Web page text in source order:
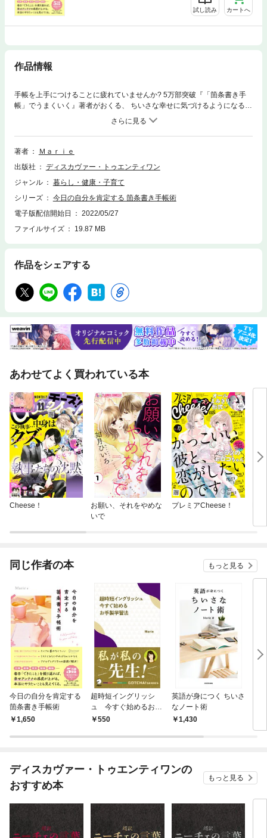
試し読み カートへ
作品情報
手帳を上手につけることに疲れていませんか? 5万部突破『「箇条書き手
帳」でうまくいく』著者がおくる、 ちいさな幸せに気づけるようになる
「手帳の使い方」のヒント こんなことはありませんか？ □やることがいっ
ぱいありすぎて、頭の中がとっちらかる □自分がやりたいことは、いつも
二の次になってしまう □大事なことをメモしたはずなのに、すぐに行方不
明に…… □いろんな手帳を試してみたけど、私に合うものがない □手帳に
シンプルな箇条書きリストを軸としたノート術、バレットジャーナル。 T
O DOリストの管理には抜群の効果を発揮しながらも、一方では予定やス
バレットジャーナルにデジタルツールを併用した、「デジタルとアナログ
のいいところどりの手帳術」をご提案します。 今すぐ取り入れられるアイ
デアが満載のこの一冊、ご自分にぴったりの手帳の使い方、暮らしのマネ
ジメント法がきっと見つかります。 思うようにいかないことが多くても、
ことも見つかる、究極の手帳メソッドを紹介します。 □目次 ステップ
いかない原因が見えてくる ステップ３ スケジュール管理はデジタルで
ステップ４ 今日の予定と記録を書き出す「デイリーログ」 ステップ５
生ダイジェスト版 ステップ８ まよったときには――うまくいかないとき
の思考のヒント □特にこんな方におすすめです ・頭の中がいつもごちゃご
ちゃ。忘れっぽい ・「手帳疲れ」を感じている。手帳をうまく使えていな
・心配性で段取り下手でがんばり過ぎてしまう ・うまくいかないと自己嫌
つけたい ・自分にとって心地よく、がんばりすぎなくていい生活管理法を
知りたい ・アナログの手帳とデジタルツールの、ストレスのない併用方法
を知りたい *本書は、著者がKindleダイレクトパブリッシングで出版した
電子書籍『ときほぐす手帳』に大幅な加筆修正を加えて新たに出版するも
のです。
著者
Ｍａｒｉｅ
出版社
ディスカヴァー・トゥエンティワン
ジャンル
暮らし・健康・子育て
シリーズ
今日の自分を肯定する 箇条書き手帳術
電子版配信開始日
2022/05/27
ファイルサイズ
19.87 MB
作品をシェアする
あわせてよく買われている本
Cheese！
お願い、それをやめな
いで
プレミアCheese！
た
同じ作者の本 もっと見る
今日の自分を肯定する
箇条書き手帳術
1,650
超時短イングリッシ
ュ 今すぐ始めるお手
製学習法――私が私の
550
英語が身につく ちいさ
なノート術
1,430
ディスカヴァー・トゥエンティワンの
おすすめ本
もっと見る